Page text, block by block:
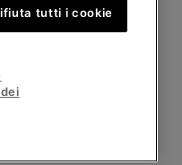
Cookies
18:00
disponibile
I PAESI
tutti i cookie